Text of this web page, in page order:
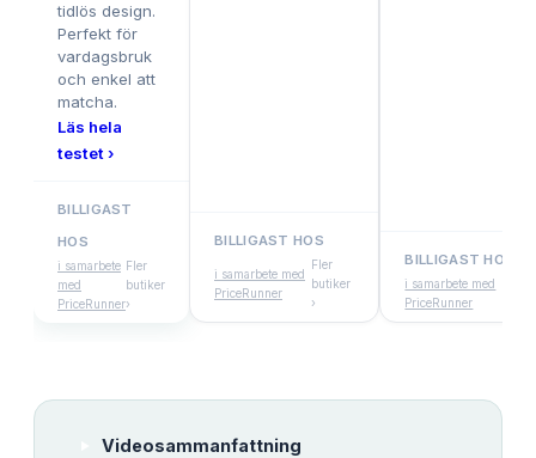
tidlös design.
Perfekt för
vardagsbruk
och enkel att
matcha.
Läs hela
testet ›
BILLIGAST
HOS
i samarbete
med
PriceRunner
Fler
butiker
›
BILLIGAST HOS
i samarbete med
PriceRunner
Fler
butiker
›
BILLIGAST HOS
i samarbete med
PriceRunner
Videosammanfattning